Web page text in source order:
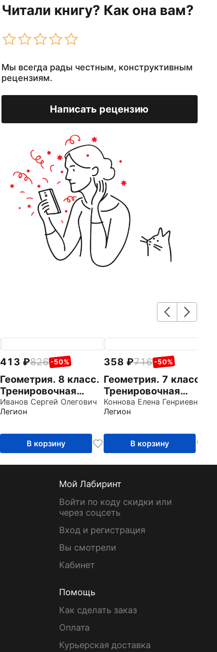
Читали книгу? Как она вам?
Мы всегда рады честным, конструктивным
рецензиям.
Написать рецензию
413 826 -50%
Геометрия. 8 класс.
Тренировочная
тетрадь
Иванов Сергей Олегович
Легион
В корзину
358 716 -50%
Геометрия. 7 класс.
Тренировочная
тетрадь
Коннова Елена Генриевна
Легион
В корзину
Мой Лабиринт
Войти по коду скидки или
через соцсеть
Вход и регистрация
Вы смотрели
Кабинет
Помощь
Как сделать заказ
Оплата
Курьерская доставка